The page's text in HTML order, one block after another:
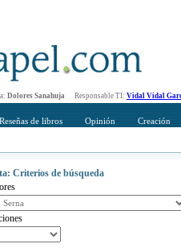
Dolores Sanahuja Responsable TI: Vidal Vidal
Reseñas de libros Opinión Creación
Criterios de búsqueda